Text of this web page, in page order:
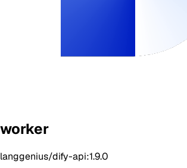
worker
langgenius/dify-api:1.9.0